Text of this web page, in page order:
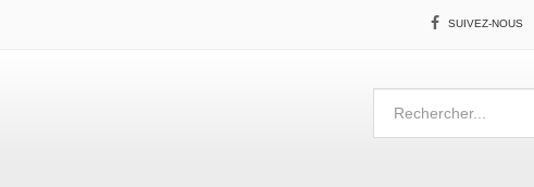
SUIVEZ-NOUS